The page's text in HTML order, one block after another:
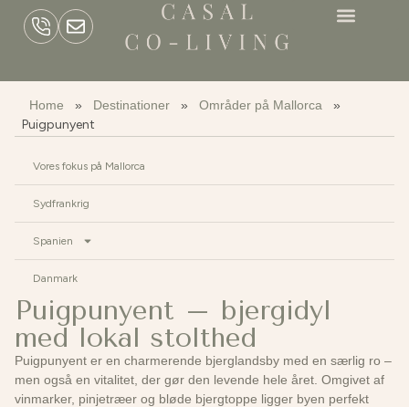
Home » Destinationer » Områder på Mallorca »
Puigpunyent
Vores fokus på Mallorca
Sydfrankrig
Spanien
Danmark
Puigpunyent – bjergidyl
med lokal stolthed
Puigpunyent er en charmerende bjerglandsby med en særlig ro –
men også en vitalitet, der gør den levende hele året. Omgivet af
vinmarker, pinjetræer og bløde bjergtoppe ligger byen perfekt